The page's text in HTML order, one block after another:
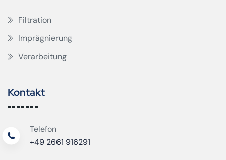
Filtration
Imprägnierung
Verarbeitung
Kontakt
Telefon
+49 2661 916291